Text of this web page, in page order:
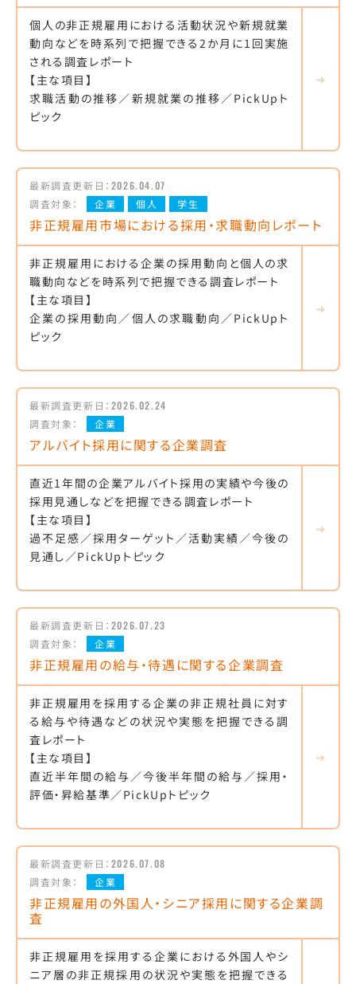
個人の非正規雇用における活動状況や新規就業
動向などを時系列で把握できる2か月に1回実施
される調査レポート
【主な項目】
求職活動の推移／新規就業の推移／PickUpト
ピック
最新調査更新日： 2026.04.07
調査対象：
企業 個人 学生
非正規雇用市場における採用・求職動向レポート
非正規雇用における企業の採用動向と個人の求
職動向などを時系列で把握できる調査レポート
【主な項目】
企業の採用動向／個人の求職動向／PickUpト
ピック
最新調査更新日： 2026.02.24
調査対象：
企業
アルバイト採用に関する企業調査
直近1年間の企業アルバイト採用の実績や今後の
採用見通しなどを把握できる調査レポート
【主な項目】
過不足感／採用ターゲット／活動実績／今後の
見通し／PickUpトピック
最新調査更新日： 2026.07.23
調査対象：
企業
非正規雇用の給与・待遇に関する企業調査
非正規雇用を採用する企業の非正規社員に対す
る給与や待遇などの状況や実態を把握できる調
査レポート
【主な項目】
直近半年間の給与／今後半年間の給与／採用・
評価・昇給基準／PickUpトピック
最新調査更新日： 2026.07.08
調査対象：
企業
非正規雇用の外国人・シニア採用に関する企業調
査
非正規雇用を採用する企業における外国人やシ
ニア層の非正規採用の状況や実態を把握できる